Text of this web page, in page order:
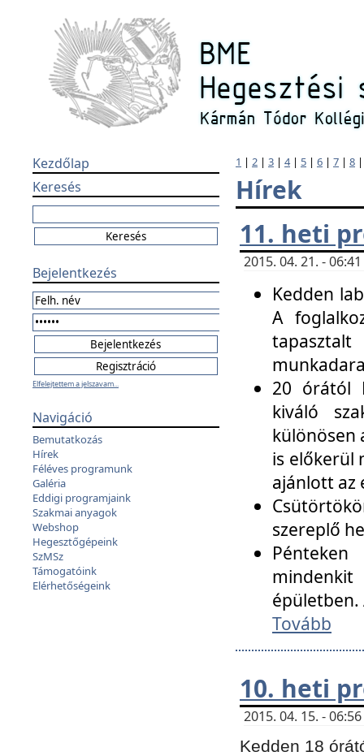
Kezdőlap
Keresés
Bejelentkezés
Elfelejtettem a jelszavam...
Navigáció
Bemutatkozás
Hírek
Féléves programunk
Galéria
Eddigi programjaink
Szakmai anyagok
Webshop
Hegesztőgépeink
SzMSz
Támogatóink
Elérhetőségeink
1 | 2 | 3 | 4| 5 | 6 | 7 | 8
Hírek
11. heti
2015. 04. 21. -
Kedden
A
20 órától
kiváló
különösen
is előkerül
ajánlott az
szereplő
épületben.
Tovább
10. heti
2015. 04. 15. -
Kedden 18